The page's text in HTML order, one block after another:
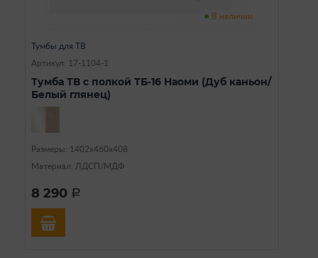
В наличии
Тумбы для ТВ
Артикул: 17-1104-1
Тумба ТВ с полкой ТБ-16 Наоми (Дуб каньон/
Белый глянец)
Размеры: 1402х460х408
Материал: ЛДСП/МДФ
8 290 a